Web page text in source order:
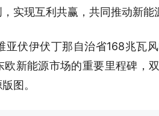
实现互利共赢，共同推动新能
亚伏伊伏丁那自治省168兆瓦
新能源市场的重要里程碑，
图。